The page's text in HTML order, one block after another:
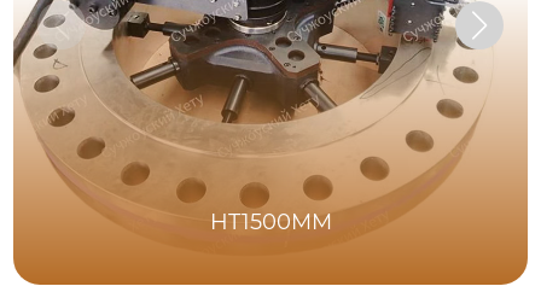
HT1500MM